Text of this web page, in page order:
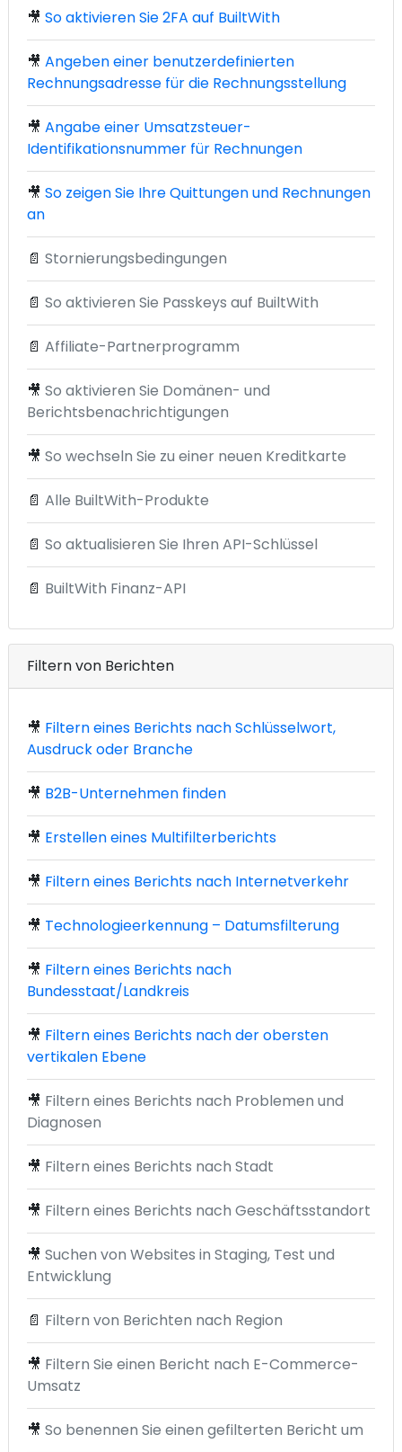
🎥 So aktivieren Sie 2FA auf BuiltWith
🎥 Angeben einer benutzerdefinierten
Rechnungsadresse für die Rechnungsstellung
🎥 Angabe einer Umsatzsteuer-
Identifikationsnummer für Rechnungen
🎥 So zeigen Sie Ihre Quittungen und Rechnungen
an
📄 Stornierungsbedingungen
📄 So aktivieren Sie Passkeys auf BuiltWith
📄 Affiliate-Partnerprogramm
🎥 So aktivieren Sie Domänen- und
Berichtsbenachrichtigungen
🎥 So wechseln Sie zu einer neuen Kreditkarte
📄 Alle BuiltWith-Produkte
📄 So aktualisieren Sie Ihren API-Schlüssel
📄 BuiltWith Finanz-API
Filtern von Berichten
🎥 Filtern eines Berichts nach Schlüsselwort,
Ausdruck oder Branche
🎥 B2B-Unternehmen finden
🎥 Erstellen eines Multifilterberichts
🎥 Filtern eines Berichts nach Internetverkehr
🎥 Technologieerkennung – Datumsfilterung
🎥 Filtern eines Berichts nach
Bundesstaat/Landkreis
🎥 Filtern eines Berichts nach der obersten
vertikalen Ebene
🎥 Filtern eines Berichts nach Problemen und
Diagnosen
🎥 Filtern eines Berichts nach Stadt
🎥 Filtern eines Berichts nach Geschäftsstandort
🎥 Suchen von Websites in Staging, Test und
Entwicklung
📄 Filtern von Berichten nach Region
🎥 Filtern Sie einen Bericht nach E-Commerce-
Umsatz
🎥 So benennen Sie einen gefilterten Bericht um